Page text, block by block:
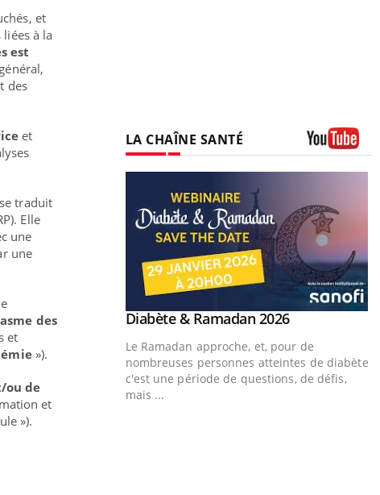
et
à la
est
des
et
traduit
Elle
une
une
des
et
»).
ou de
et
»).
LA CHAÎNE SANTÉ
Youtube
Diabète & Ramadan 2026Youtube
Le Ramadan approche, et, pour de
nombreuses personnes atteintes de diabète,
c'est une période de questions, de défis,
mais ...